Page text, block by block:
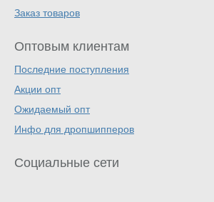
Заказ товаров
Оптовым клиентам
Последние поступления
Акции опт
Ожидаемый опт
Инфо для дропшипперов
Социальные сети